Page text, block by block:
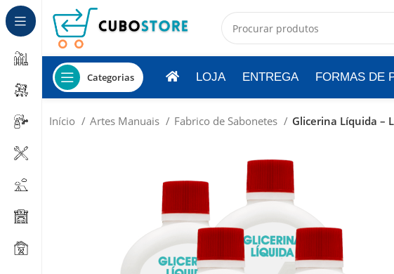
Categorias LOJA ENTREGA FORMAS DE
Início Artes Manuais Fabrico de Sabonetes Glicerina Líquida –